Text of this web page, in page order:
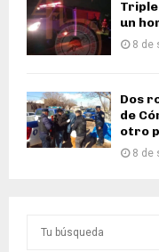
un
8 de
Dos
de
otro
8 de